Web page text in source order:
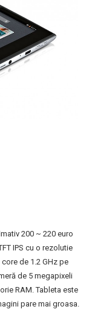
200 ~ 220 euro
IPS cu o rezolutie
de 1.2 GHz pe
de 5 megapixeli
RAM. Tableta este
pare mai groasa.